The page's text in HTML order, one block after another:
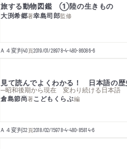
旅する動物図鑑 ①陸の生きもの
大渕希郷著幸島司郎監修
Ａ４変判40頁2019/01/28978-4-480-86086-6
見て読んでよくわかる！ 日本語の
─昭和後期から現在 変わり続ける日本語
倉島節尚著こどもくらぶ編
Ａ４変判32頁2018/02/15978-4-480-85814-6